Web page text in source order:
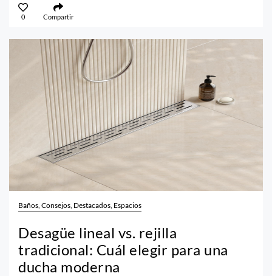
0 Compartir
Baños, Consejos, Destacados, Espacios
Desagüe lineal vs. rejilla
tradicional: Cuál elegir para una
ducha moderna